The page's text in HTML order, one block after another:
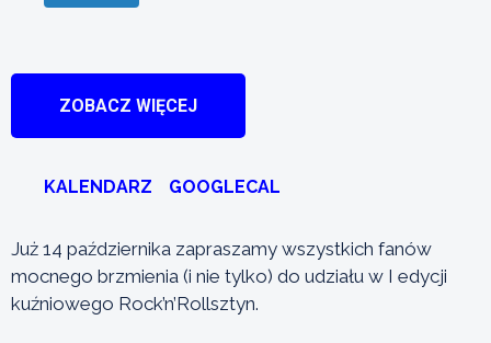
ZOBACZ WIĘCEJ
KALENDARZ GOOGLECAL
Już 14 października zapraszamy wszystkich fanów
mocnego brzmienia (i nie tylko) do udziału w I edycji
kuźniowego Rock’n’Rollsztyn.